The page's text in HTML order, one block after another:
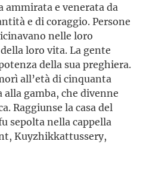
e venerata da
e di coraggio. Persone
nelle loro
loro vita. La gente
della sua preghiera.
all’età di cinquanta
gamba, che divenne
Raggiunse la casa del
sepolta nella cappella
Kuyzhikkattussery,